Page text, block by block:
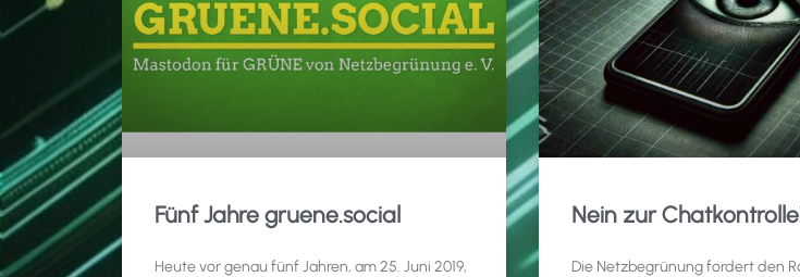
Fünf Jahre gruene.social
Heute vor genau fünf Jahren, am 25. Juni 2019,
Nein zur
Die Netzbegrünung fordert den